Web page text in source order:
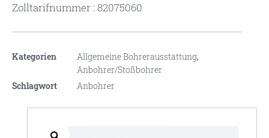
Zolltarifnummer : 82075060
Kategorien Allgemeine Bohrerausstattung,
Anbohrer/Stoßbohrer
Schlagwort
Anbohrer